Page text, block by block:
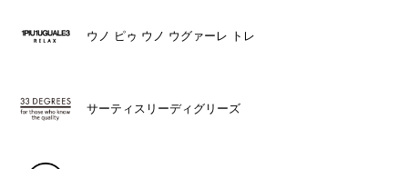
ウノ ピゥ ウノ ウグァーレ トレ
サーティスリーディグリーズ